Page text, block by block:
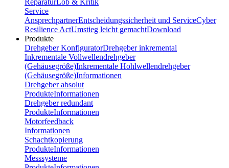
ReparaturLob & Kritik
Service
AnsprechpartnerEntscheidungssicherheit und ServiceCyber
Resilience ActUmstieg leicht gemachtDownload
Produkte
Drehgeber KonfiguratorDrehgeber inkremental
Inkrementale Vollwellendrehgeber
(Gehäusegröße)Inkrementale Hohlwellendrehgeber
(Gehäusegröße)Informationen
Drehgeber absolut
ProdukteInformationen
Drehgeber redundant
ProdukteInformationen
Motorfeedback
Informationen
Schachtkopierung
ProdukteInformationen
Messsysteme